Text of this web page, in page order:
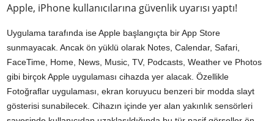
Apple, iPhone kullanıcılarına güvenlik uyarısı yaptı!
Uygulama tarafında ise Apple başlangıçta bir App Store
sunmayacak. Ancak ön yüklü olarak Notes, Calendar, Safari,
FaceTime, Home, News, Music, TV, Podcasts, Weather ve Photos
gibi birçok Apple uygulaması cihazda yer alacak. Özellikle
Fotoğraflar uygulaması, ekran koruyucu benzeri bir modda slayt
gösterisi sunabilecek. Cihazın içinde yer alan yakınlık sensörleri